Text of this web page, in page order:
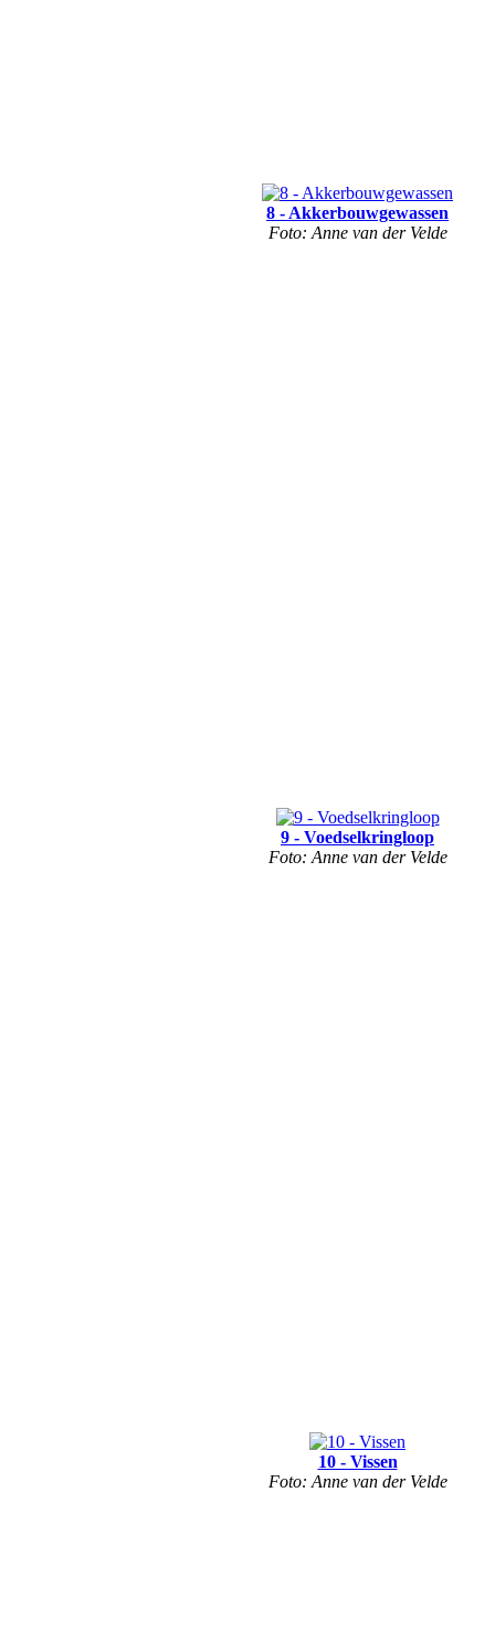
8 - Akkerbouwgewassen
Foto: Anne van der Velde
9 - Voedselkringloop
Foto: Anne van der Velde
10 - Vissen
Foto: Anne van der Velde